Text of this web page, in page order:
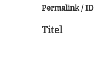
Permalink / ID
Titel